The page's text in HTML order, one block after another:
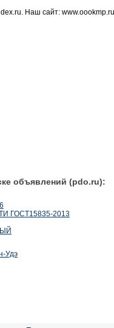
Наш сайт: www.oookmp.ru
объявлений (pdo.ru):
ГОСТ15835-2013
Удэ